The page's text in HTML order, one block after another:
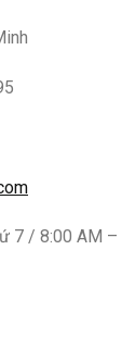
7 / 8:00 AM –